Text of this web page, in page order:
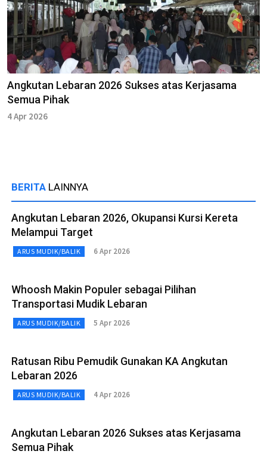
Angkutan Lebaran 2026 Sukses atas Kerjasama
Semua Pihak
4 Apr 2026
BERITA LAINNYA
Angkutan Lebaran 2026, Okupansi Kursi Kereta
Melampui Target
ARUS MUDIK/BALIK 6 Apr 2026
Whoosh Makin Populer sebagai Pilihan
Transportasi Mudik Lebaran
ARUS MUDIK/BALIK 5 Apr 2026
Ratusan Ribu Pemudik Gunakan KA Angkutan
Lebaran 2026
ARUS MUDIK/BALIK 4 Apr 2026
Angkutan Lebaran 2026 Sukses atas Kerjasama
Semua Pihak